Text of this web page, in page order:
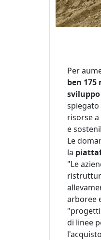
Per
ben
sviluppo
spiegato
risorse
e
Le
la
"Le
arboree
"progetti
di linee